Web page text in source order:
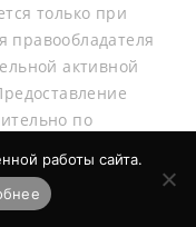
только при
правообладателя
активной
по
работы сайта.